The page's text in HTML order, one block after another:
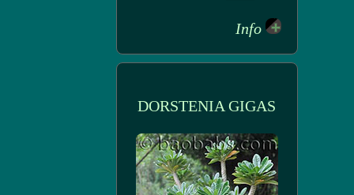
Info
DORSTENIA GIGAS